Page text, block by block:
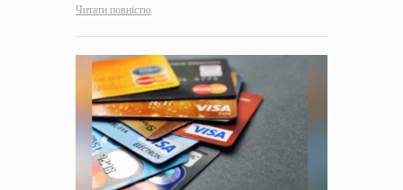
Читати повністю